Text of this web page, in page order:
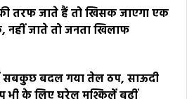
तरफ जाते हैं तो खिसक जाएगा एक
नहीं जाते तो जनता खिलाफ
सबकुछ बदल गया तेल ठप, साऊदी